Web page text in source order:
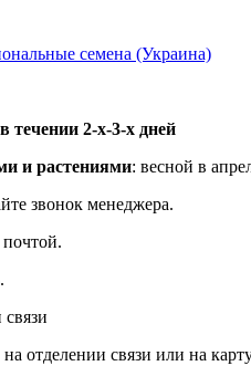
семена (Украина)
течении 2-х-3-х дней
и растениями: весной в
звонок менеджера.
отделении связи или на